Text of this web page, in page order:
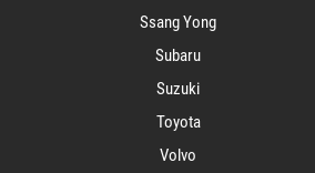
Ssang Yong
Subaru
Suzuki
Toyota
Volvo